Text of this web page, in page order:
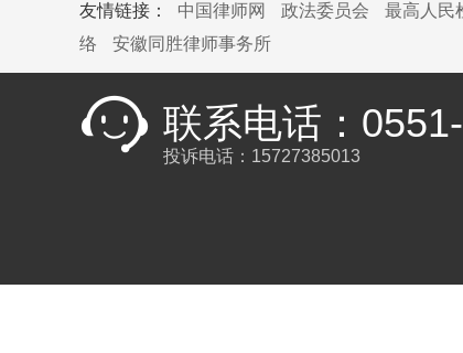
友情链接： 中国律师网 政法委员会 最高人民
络
安徽同胜律师事务所
联系电话：
投诉电话：15727385013